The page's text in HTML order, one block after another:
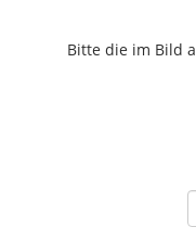
Bitte die im Bild